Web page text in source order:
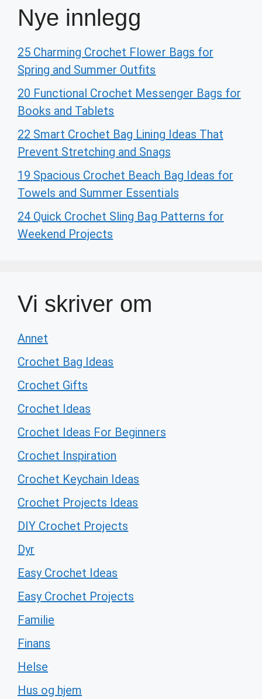
Nye innlegg
25 Charming Crochet Flower Bags for
Spring and Summer Outfits
20 Functional Crochet Messenger Bags for
Books and Tablets
22 Smart Crochet Bag Lining Ideas That
Prevent Stretching and Snags
19 Spacious Crochet Beach Bag Ideas for
Towels and Summer Essentials
24 Quick Crochet Sling Bag Patterns for
Weekend Projects
Vi skriver om
Annet
Crochet Bag Ideas
Crochet Gifts
Crochet Ideas
Crochet Ideas For Beginners
Crochet Inspiration
Crochet Keychain Ideas
Crochet Projects Ideas
DIY Crochet Projects
Dyr
Easy Crochet Ideas
Easy Crochet Projects
Familie
Finans
Helse
Hus og hjem